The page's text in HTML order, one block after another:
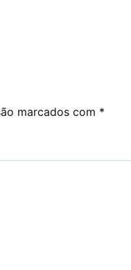
marcados com *